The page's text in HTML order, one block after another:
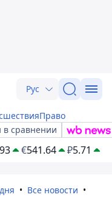
Рус
Право
в сравнении
€541.64 ₽5.71
Все новости